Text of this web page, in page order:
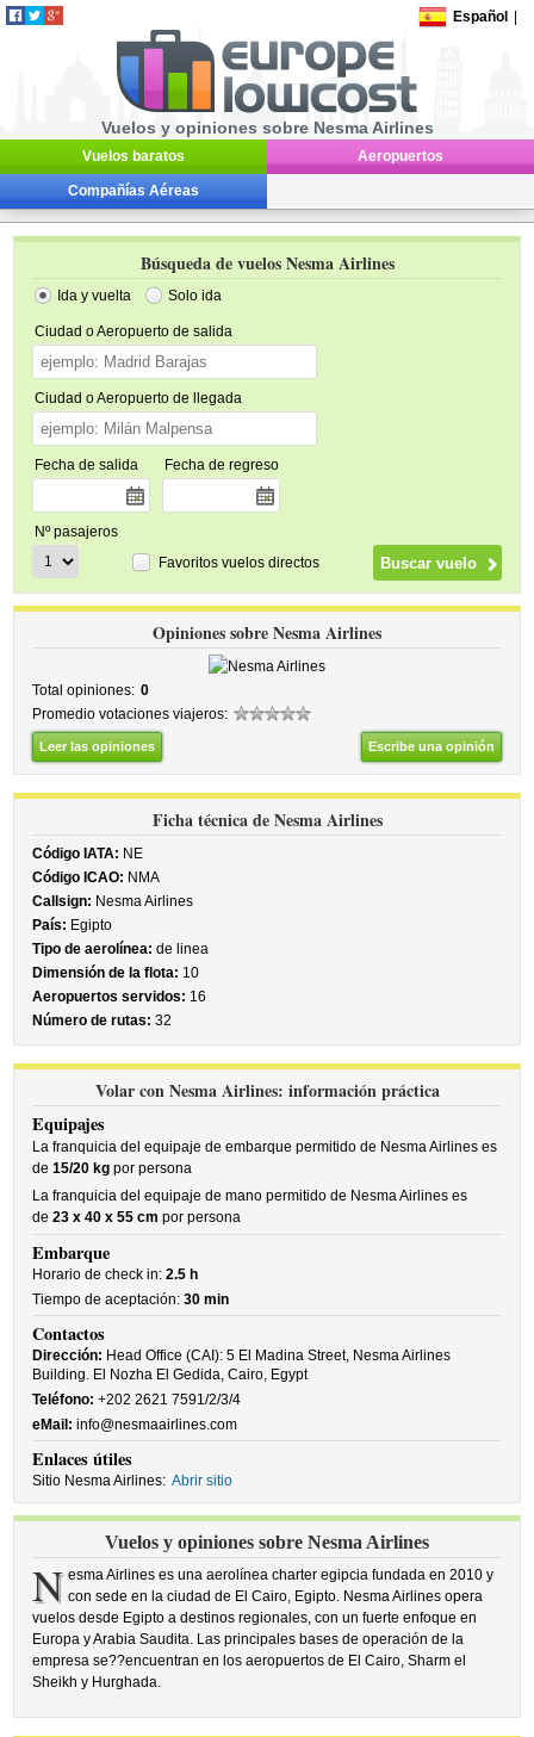
Español
Vuelos y opiniones sobre Nesma Airlines
Vuelos baratos Aeropuertos
Compañías Aéreas
Búsqueda de vuelos Nesma Airlines
Ida y vuelta Solo ida
Ciudad o Aeropuerto de salida
Ciudad o Aeropuerto de llegada
Fecha de salida Fecha de regreso
Nº pasajeros
Favoritos vuelos directos
Opiniones sobre Nesma Airlines
Total opiniones: 0
Promedio votaciones viajeros:
Leer las opiniones Escribe una opinión
Ficha técnica de Nesma Airlines
Código IATA: NE
Código ICAO: NMA
Callsign: Nesma Airlines
País: Egipto
Tipo de aerolínea: de linea
Dimensión de la flota: 10
Aeropuertos servidos: 16
Número de rutas: 32
Volar con Nesma Airlines: información práctica
Equipajes
La franquicia del equipaje de embarque permitido de Nesma Airlines es
de15/20 kg por persona
La franquicia del equipaje de mano permitido de Nesma Airlines es
de23 x 40 x 55 cm por persona
Embarque
Horario de check in:2.5 h
Tiempo de aceptación:30 min
Contactos
Dirección: Head Office (CAI): 5 El Madina Street, Nesma Airlines
Building. El Nozha El Gedida, Cairo, Egypt
Teléfono: +202 2621 7591/2/3/4
eMail: info@nesmaairlines.com
Enlaces útiles
Sitio Nesma Airlines: Abrir sitio
Vuelos y opiniones sobre Nesma Airlines
N esma Airlines es una aerolínea charter egipcia fundada en 2010 y
con sede en la ciudad de El Cairo, Egipto. Nesma Airlines opera
vuelos desde Egipto a destinos regionales, con un fuerte enfoque en
Europa y Arabia Saudita. Las principales bases de operación de la
empresa se??encuentran en los aeropuertos de El Cairo, Sharm el
Sheikh y Hurghada.